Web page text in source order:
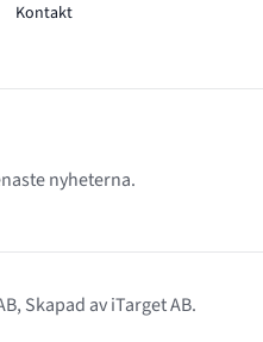
Kontakt
nyheterna.
Skapad aviTarget AB.